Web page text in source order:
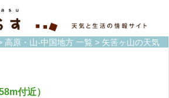
高原・山-中国地方 一覧 > 矢筈ヶ山の天気
付近）